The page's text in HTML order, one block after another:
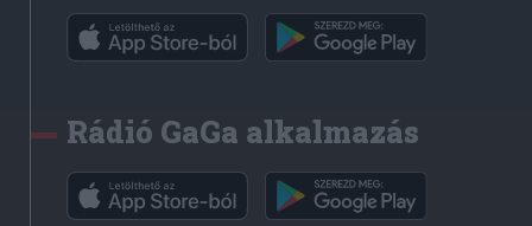
Rádió GaGa alkalmazás